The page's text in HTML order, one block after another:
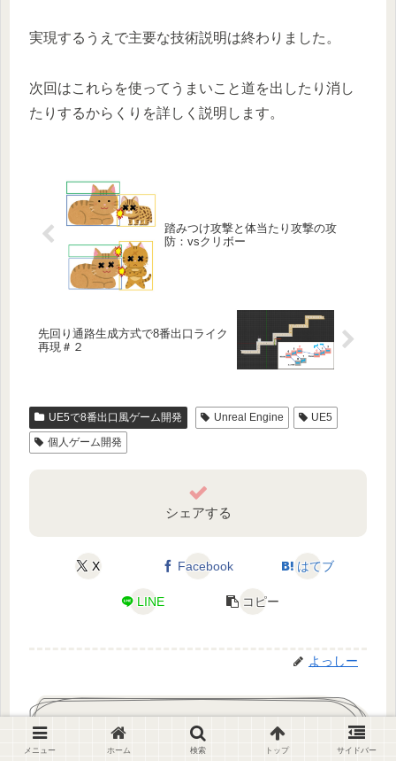
実現するうえで主要な技術説明は終わりました。
次回はこれらを使ってうまいこと道を出したり消し
たりするからくりを詳しく説明します。
踏みつけ攻撃と体当たり攻撃の攻
防：vsクリボー
先回り通路生成方式で8番出口ライク
再現＃２
UE5で8番出口風ゲーム開発 Unreal Engine
UE5
個人ゲーム開発
シェアする
X Facebook はてブ
LINE コピー
よっしー
関連記事
メニュー ホーム 検索 トップ サイドバー